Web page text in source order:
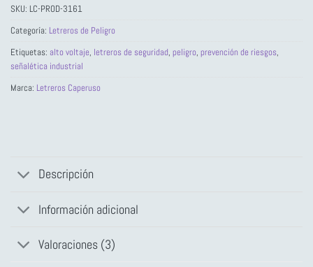
SKU: LC-PROD-3161
Categoría: Letreros de Peligro
Etiquetas: alto voltaje, letreros de seguridad, peligro, prevención de riesgos,
señalética industrial
Marca: Letreros Caperuso
Descripción
Información adicional
Valoraciones (3)